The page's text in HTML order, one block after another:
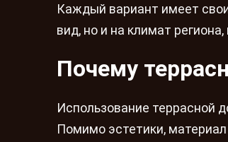
Каждый вариант имеет
вид, но и на климат
Почему
Использование террасной
Помимо эстетики,